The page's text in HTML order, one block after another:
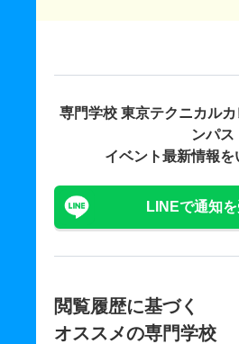
専門学校 東京テクニカル
ンパス
イベント最新情報を
LINEで通知
閲覧履歴に基づく
オススメの専門学校